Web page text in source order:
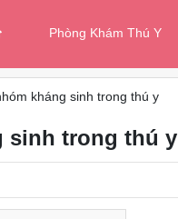
Phòng Khám Thú Y
kháng sinh trong thú y
sinh trong thú y